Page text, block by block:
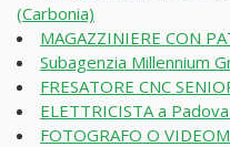
(Carbonia)
MAGAZZINIERE CON
Subagenzia Millennium
FRESATORE CNC
ELETTRICISTA a
FOTOGRAFO O